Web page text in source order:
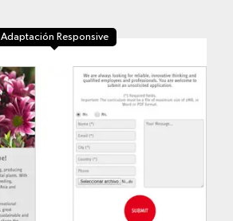
Adaptación Responsive